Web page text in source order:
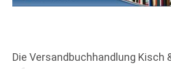
Die Versandbuchhandlung Kisch